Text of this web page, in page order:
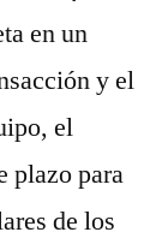
en un
y el
el
plazo para
de los